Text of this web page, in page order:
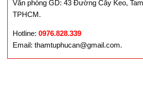
Văn phòng GD: 43 Đường Cây Keo,
TPHCM.
Hotline: 0976.828.339
Email: thamtuphucan@gmail.com.